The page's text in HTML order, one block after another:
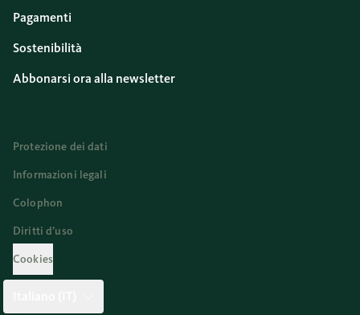
Pagamenti
Sostenibilità
Abbonarsi ora alla newsletter
Protezione dei dati
Informazioni legali
Colophon
Diritti d’uso
Cookies